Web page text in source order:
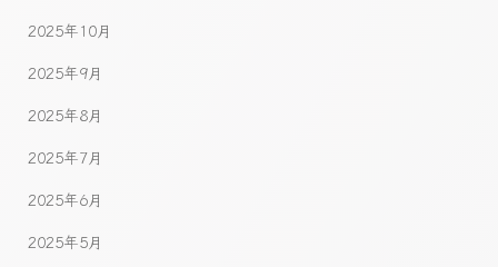
2025年10月
2025年9月
2025年8月
2025年7月
2025年6月
2025年5月